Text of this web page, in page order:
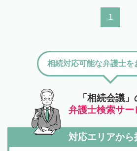
1
「相続会議」
弁護士検索サー
相続対応可能な弁護士を
対応エリアから